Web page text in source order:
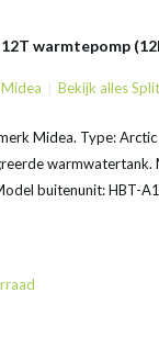
warmtepomp
Midea Bekijk alles
Midea. Type:
warmwatertank.
buitenunit: HBT-